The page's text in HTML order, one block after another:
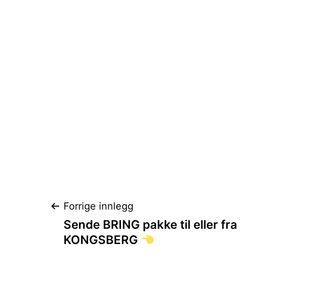
Innleggsnavigasjon
Forrige innlegg
Sende BRING pakke til eller fra
KONGSBERG